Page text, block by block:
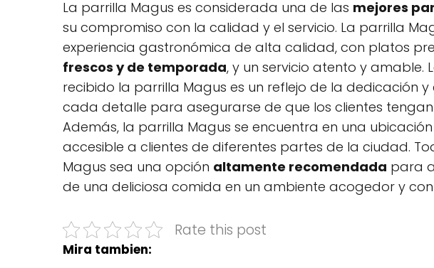
La parrilla Magus es considerada una de las mejores
su compromiso con la calidad y el servicio. La parrilla
experiencia gastronómica de alta calidad, con platos
frescos y de temporada, y un servicio atento y amable.
recibido la parrilla Magus es un reflejo de la dedicación y
cada detalle para asegurarse de que los clientes
Además, la parrilla Magus se encuentra en una
accesible a clientes de diferentes partes de la ciudad.
Magus sea una opción altamente recomendada para
de una deliciosa comida en un ambiente acogedor y
Rate this post
Mira tambien: